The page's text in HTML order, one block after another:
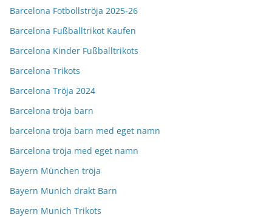
Barcelona Fotbollströja 2025-26
Barcelona Fußballtrikot Kaufen
Barcelona Kinder Fußballtrikots
Barcelona Trikots
Barcelona Tröja 2024
Barcelona tröja barn
barcelona tröja barn med eget namn
Barcelona tröja med eget namn
Bayern München tröja
Bayern Munich drakt Barn
Bayern Munich Trikots